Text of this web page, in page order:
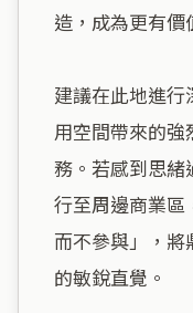
造，成為更有價
建議在此地進
用空間帶來的
務。若感到思緒
行至周邊商業區
而不參與」，
的敏銳直覺。